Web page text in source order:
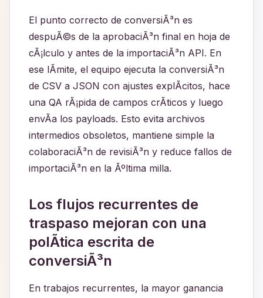
El punto correcto de conversiÃ³n es
despuÃ©s de la aprobaciÃ³n final en hoja de
cÃ¡lculo y antes de la importaciÃ³n API. En
ese lÃ­mite, el equipo ejecuta la conversiÃ³n
de CSV a JSON con ajustes explÃ­citos, hace
una QA rÃ¡pida de campos crÃ­ticos y luego
envÃ­a los payloads. Esto evita archivos
intermedios obsoletos, mantiene simple la
colaboraciÃ³n de revisiÃ³n y reduce fallos de
importaciÃ³n en la Ãºltima milla.
Los flujos recurrentes de
traspaso mejoran con una
polÃ­tica escrita de
conversiÃ³n
En trabajos recurrentes, la mayor ganancia